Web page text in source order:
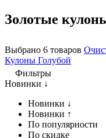
Золотые
Выбрано 6 товаров
Кулоны Голубой
Фильтры
Новинки ↓
Новинки ↓
Новинки ↑
По популярности
По скидке